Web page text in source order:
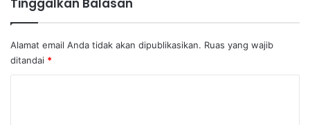
Tinggalkan Balasan
Alamat email Anda tidak akan dipublikasikan. Ruas yang wajib
ditandai *